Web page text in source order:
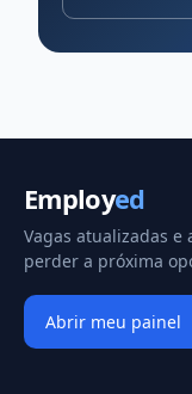
Employed
Vagas atualizadas e
perder a próxima
Abrir meu painel